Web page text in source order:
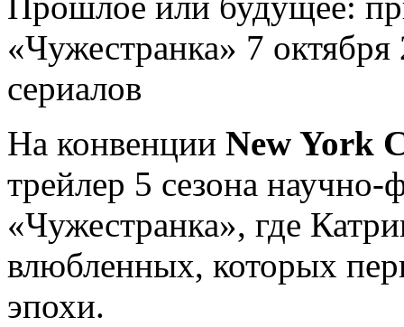
«Чужестранка» 7
сериалов
На конвенции New York
трейлер 5 сезона
«Чужестранка», где
влюбленных, которых
эпохи.